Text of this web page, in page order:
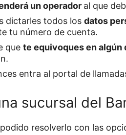
un operador al que
dictarles todos los datos
tu número de cuenta.
que te equivoques en algún
entra al portal de
sucursal del
resolverlo con las